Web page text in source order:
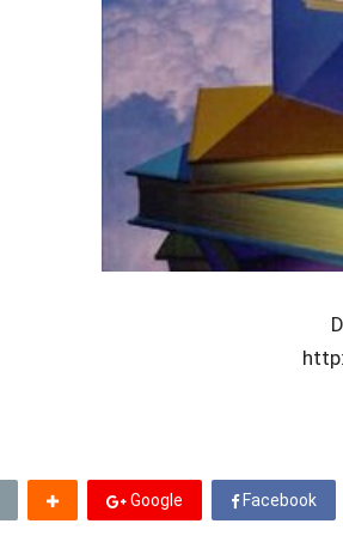
Google Facebook